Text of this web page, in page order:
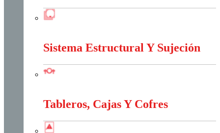
Sistema Estructural Y Sujeción
Tableros, Cajas Y Cofres